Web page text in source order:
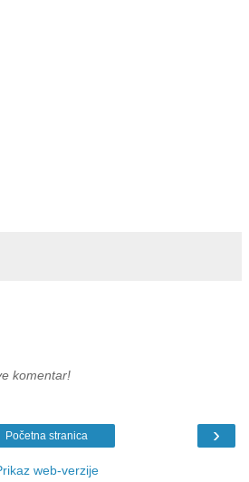
komentar!
›
Početna stranica
web-verzije